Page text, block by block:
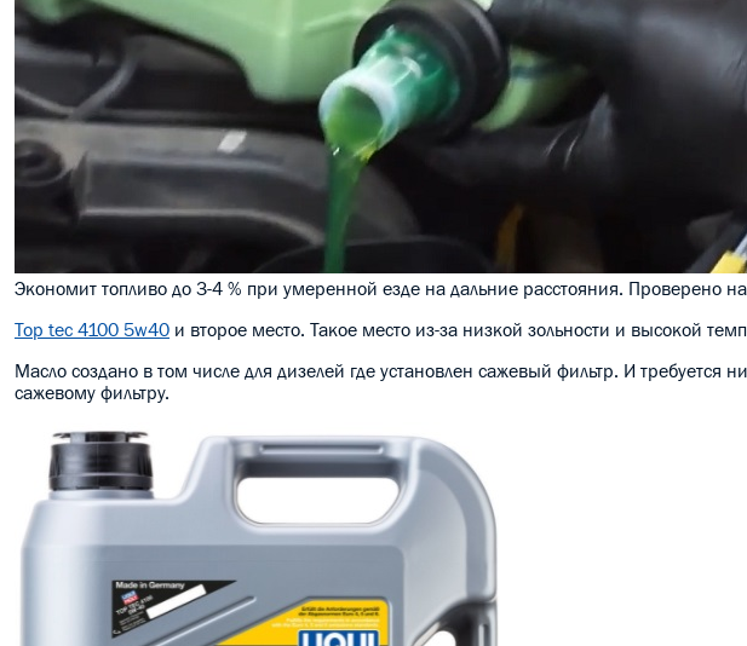
Экономит топливо до 3-4 % при умеренной езде на дальние расстояния. Проверено
Top tec 4100 5w40 и второе место. Такое место из-за низкой зольности и высокой
Масло создано в том числе для дизелей где установлен сажевый фильтр. И требуется
сажевому фильтру.